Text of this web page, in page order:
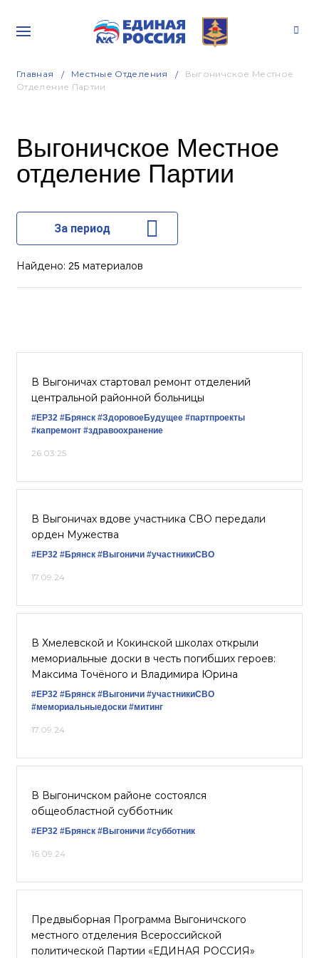
Главная Местные Отделения
Выгоничское Местное
Отделение Партии
Выгоничское Местное
отделение Партии
За период
Найдено: 25 материалов
В Выгоничах стартовал ремонт отделений
центральной районной больницы
#ЕР32 #Брянск #ЗдоровоеБудущее #партпроекты
#капремонт #здравоохранение
26.03.25
В Выгоничах вдове участника СВО передали
орден Мужества
#ЕР32 #Брянск #Выгоничи #участникиСВО
17.09.24
В Хмелевской и Кокинской школах открыли
мемориальные доски в честь погибших героев:
Максима Точёного и Владимира Юрина
#ЕР32 #Брянск #Выгоничи #участникиСВО
#мемориальныедоски #митинг
17.09.24
В Выгоничском районе состоялся
общеобластной субботник
#ЕР32 #Брянск #Выгоничи #субботник
16.09.24
Предвыборная Программа Выгоничского
местного отделения Всероссийской
политической Партии «ЕДИНАЯ РОССИЯ»